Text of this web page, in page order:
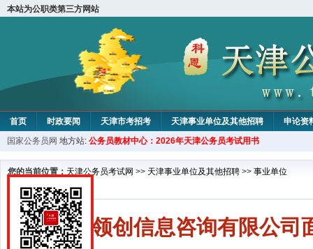
本站为公职类第三方网站
首页 时政要闻 天津市考招考 天津事业单位及其他招聘 申论资
教材中心
国家公务员网 地方站: 公务员教材中心：2026年天津公务员考试用书
您的当前位置： 天津公务员考试网 >> 天津事业单位及其他招聘 >> 事业单位
天津领创信息咨询有限公司